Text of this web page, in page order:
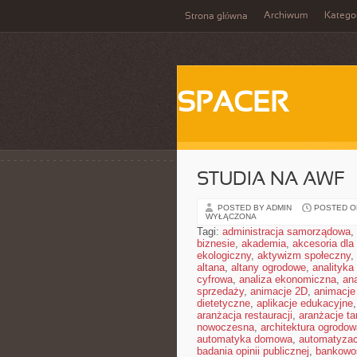
Strona główna Archiwum
SPACER
STUDIA NA AWF
POSTED BY ADMIN POSTED
WYŁĄCZONA
Tagi: administracja samorządowa,
biznesie, akademia, akcesoria
ekologiczny, aktywizm społeczny,
altana, altany ogrodowe, analityka
cyfrowa, analiza ekonomiczna,
sprzedaży, animacje 2D,
dietetyczne, aplikacje edukacyjne,
aranżacja restauracji, aranżacje
nowoczesna, architektura
automatyka domowa,
badania opinii publicznej,